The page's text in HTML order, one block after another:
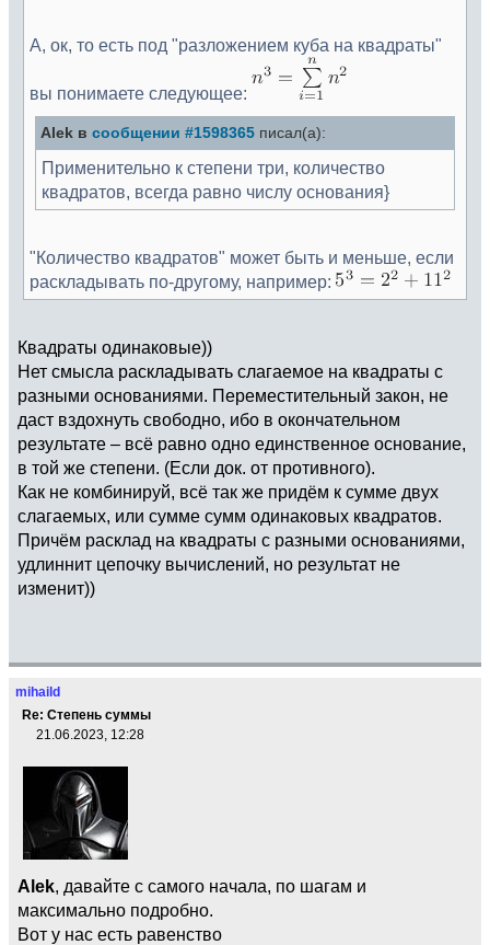
А, ок, то есть под "разложением куба на квадраты"
вы понимаете следующее:
Alek в сообщении #1598365 писал(а):
Применительно к степени три, количество
квадратов, всегда равно числу основания}
"Количество квадратов" может быть и меньше, если
раскладывать по-другому, например:
Квадраты одинаковые))
Нет смысла раскладывать слагаемое на квадраты с
разными основаниями. Переместительный закон, не
даст вздохнуть свободно, ибо в окончательном
результате – всё равно одно единственное основание,
в той же степени. (Если док. от противного).
Как не комбинируй, всё так же придём к сумме двух
слагаемых, или сумме сумм одинаковых квадратов.
Причём расклад на квадраты с разными основаниями,
удлиннит цепочку вычислений, но результат не
изменит))
mihaild
Re: Степень суммы
21.06.2023, 12:28
Alek, давайте с самого начала, по шагам и
максимально подробно.
Вот у нас есть равенство